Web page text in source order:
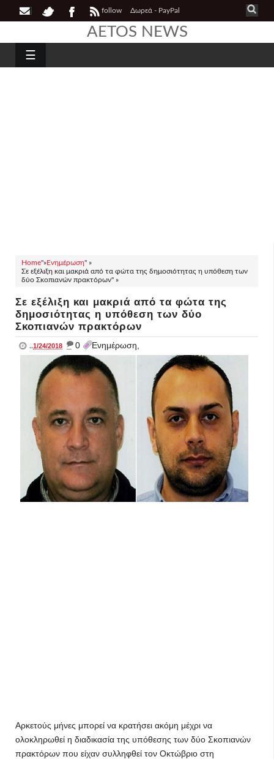
follow Δωρεά - PayPal
AETOS NEWS
☰
Home"»Ενημέρωση" »
Σε εξέλιξη και μακριά από τα φώτα της δημοσιότητας η υπόθεση των
δύο Σκοπιανών πρακτόρων" »
Σε εξέλιξη και μακριά από τα φώτα της
δημοσιότητας η υπόθεση των δύο
Σκοπιανών πρακτόρων
..1/24/2018 _ 0 Ενημέρωση,
Αρκετούς μήνες μπορεί να κρατήσει ακόμη μέχρι να
ολοκληρωθεί η διαδικασία της υπόθεσης των δύο Σκοπιανών
πρακτόρων που είχαν συλληφθεί τον Οκτώβριο στη